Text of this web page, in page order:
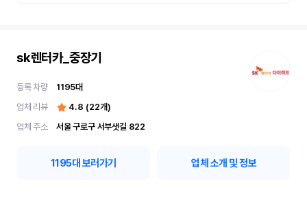
sk렌터카_중장기
등록 차량 1195대
업체 리뷰
4.8 (22개)
업체 주소
서울 구로구 서부샛길 822
1195대 보러가기 업체 소개 및 정보